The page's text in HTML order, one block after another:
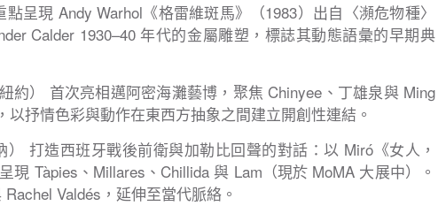
呈現 Andy Warhol《格雷維斑馬》（1983）出自〈瀕危物種〉
Calder 1930–40 年代的金屬雕塑，標誌其動態語彙的早期典
約） 首次亮相邁阿密海灘藝博，聚焦 Chinyee、丁雄泉與 Ming
以抒情色彩與動作在東西方抽象之間建立開創性連結。
） 打造西班牙戰後前衛與加勒比回聲的對話：以 Miró《女人，
現 Tàpies、Millares、Chillida 與 Lam（現於 MoMA 大展中）。
Valdés，延伸至當代脈絡。